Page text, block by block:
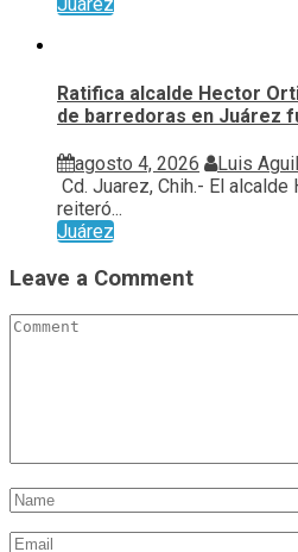
Ratifica alcalde Hector
de barredoras en Juárez
agosto 4, 2026 Luis
Cd. Juarez, Chih.- El alcalde
reiteró...
Juárez
Leave a Comment